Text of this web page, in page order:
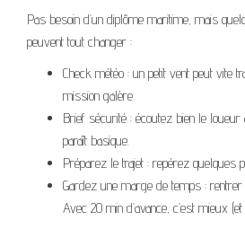
Pas besoin d’un diplôme maritime, mais
peuvent tout changer :
Check météo : un petit vent peut vite
mission galère.
Brief sécurité : écoutez bien le
paraît basique.
Préparez le trajet : repérez quelques
Gardez une marge de temps : rentrer
Avec 20 min d’avance, c’est mieux